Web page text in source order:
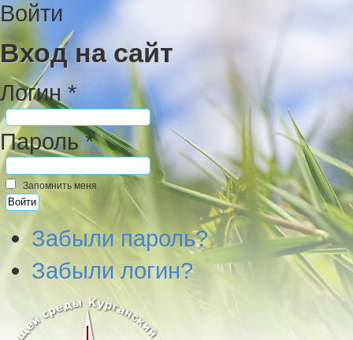
Войти
Вход на сайт
Логин *
Пароль *
Запомнить меня
Забыли пароль?
Забыли логин?